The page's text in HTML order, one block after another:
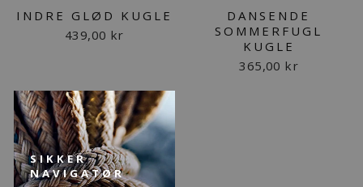
INDRE GLØD KUGLE
439,00 kr
DANSENDE
SOMMERFUGL
KUGLE
365,00 kr
SIKKER
NAVIGATØR